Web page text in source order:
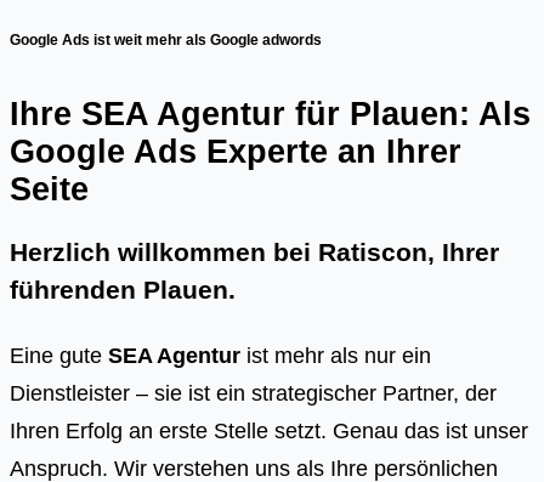
Google Ads ist weit mehr als Google adwords
Ihre SEA Agentur für Plauen: Als
Google Ads Experte an Ihrer
Seite
Herzlich willkommen bei Ratiscon, Ihrer
führenden Plauen.
Eine gute SEA Agentur ist mehr als nur ein
Dienstleister – sie ist ein strategischer Partner, der
Ihren Erfolg an erste Stelle setzt. Genau das ist unser
Anspruch. Wir verstehen uns als Ihre persönlichen